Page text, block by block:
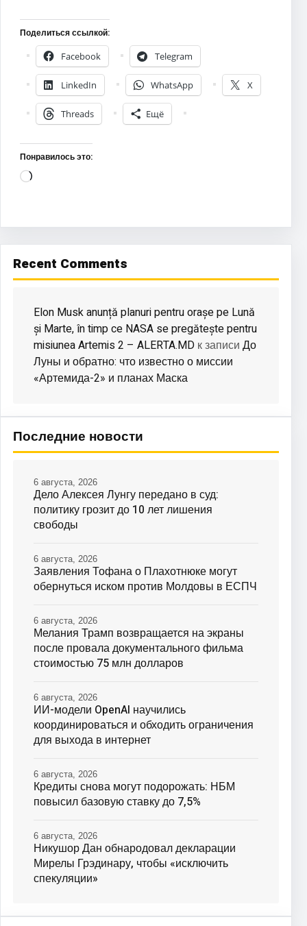
Поделиться ссылкой:
Facebook
Telegram
LinkedIn WhatsApp X
Threads Ещё
Понравилось это:
Загрузка…
Recent Comments
Elon Musk anunță planuri pentru orașe pe Lună
și Marte, în timp ce NASA se pregătește pentru
misiunea Artemis 2 – ALERTA.MD к записи До
Луны и обратно: что известно о миссии
«Артемида-2» и планах Маска
Последние новости
Дело Алексея Лунгу передано в суд:
политику грозит до 10 лет лишения
свободы
6 августа, 2026
Заявления Тофана о Плахотнюке могут
обернуться иском против Молдовы в ЕСПЧ
6 августа, 2026
Мелания Трамп возвращается на экраны
после провала документального фильма
стоимостью 75 млн долларов
6 августа, 2026
ИИ-модели OpenAI научились
координироваться и обходить ограничения
для выхода в интернет
6 августа, 2026
Кредиты снова могут подорожать: НБМ
повысил базовую ставку до 7,5%
6 августа, 2026
Никушор Дан обнародовал декларации
Мирелы Грэдинару, чтобы «исключить
спекуляции»
6 августа, 2026